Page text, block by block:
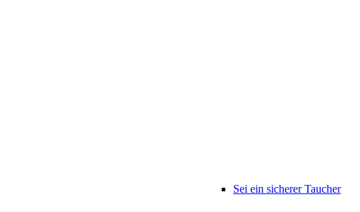
Sei ein sicherer Taucher